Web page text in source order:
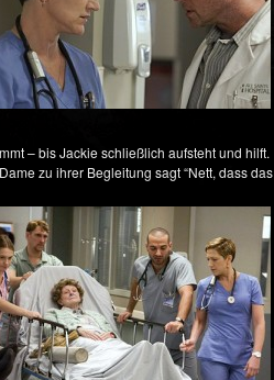
– bis Jackie schließlich aufsteht und hilft.
zu ihrer Begleitung sagt “Nett, dass das